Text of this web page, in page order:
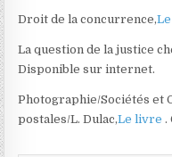
Droit de la concurrence,
La question de la justice
Disponible sur internet.
Photographie/Sociétés et
postales/L. Dulac,Le livre .